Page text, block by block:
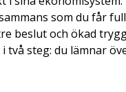
som du får
beslut och ökad
steg: du lämnar